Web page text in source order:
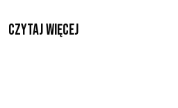
czytaj więcej